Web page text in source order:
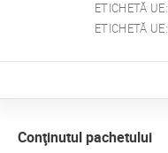
ETICHETĂ UE:
ETICHETĂ UE:
Conţinutul pachetului